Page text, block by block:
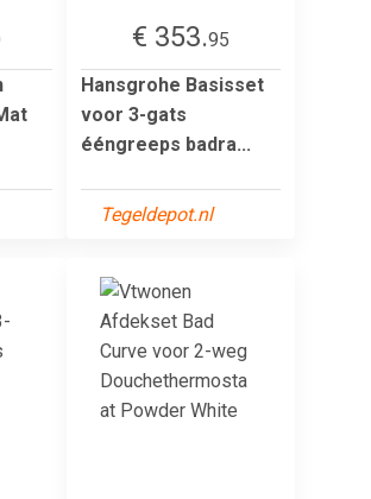
€ 353.95
Hansgrohe Basisset
voor 3-gats
ééngreeps badra...
Tegeldepot.nl